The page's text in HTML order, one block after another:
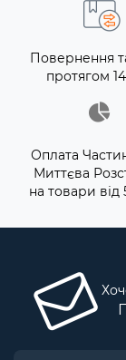
Повернення
протягом
Оплата
Миттєва
на товари від